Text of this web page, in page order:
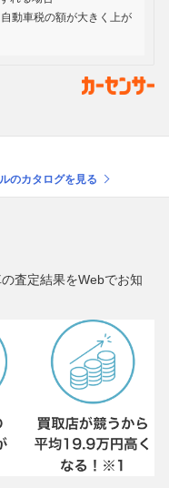
動車税の額が大きく上が
のカタログを見る
査定結果をWebでお知